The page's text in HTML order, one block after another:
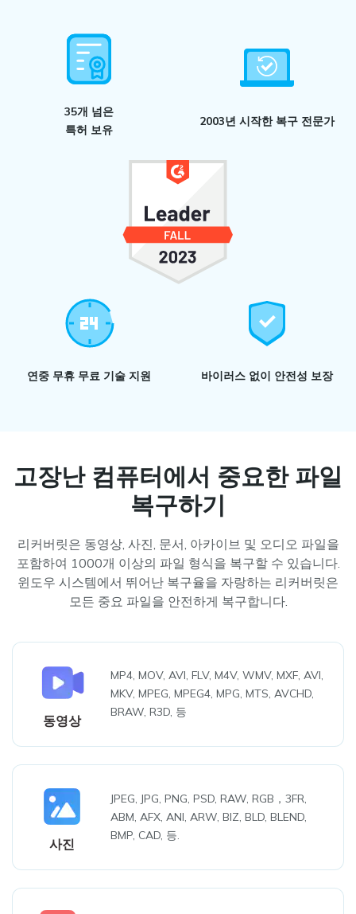
35개 넘은
특허 보유
2003년 시작한복구 전문가
연중 무휴 무료 기술 지원 바이러스 없이 안전성 보장
고장난 컴퓨터에서 중요한 파일
복구하기
리커버릿은 동영상, 사진, 문서, 아카이브 및 오디오 파일을
포함하여 1000개 이상의 파일 형식을 복구할 수 있습니다.
윈도우 시스템에서 뛰어난 복구율을 자랑하는 리커버릿은
모든 중요 파일을 안전하게 복구합니다.
동영상
MP4, MOV, AVI, FLV, M4V, WMV, MXF, AVI,
MKV, MPEG, MPEG4, MPG, MTS, AVCHD,
BRAW, R3D, 등
사진
JPEG, JPG, PNG, PSD, RAW, RGB，3FR,
ABM, AFX, ANI, ARW, BIZ, BLD, BLEND,
BMP, CAD, 등.